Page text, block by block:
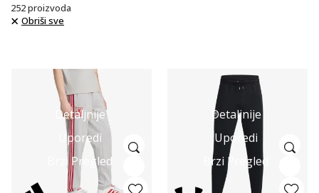
252proizvoda
Obriši sve
Detaljnije
Uporedi
Brzi Pregled
Detaljnije
Uporedi
Brzi Pregled